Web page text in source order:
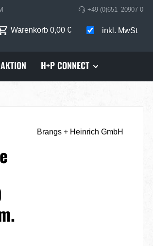
+49 (0)651–20907-0
Warenkorb 0,00 € inkl. MwSt
H+P CONNECT
Brangs + Heinrich GmbH